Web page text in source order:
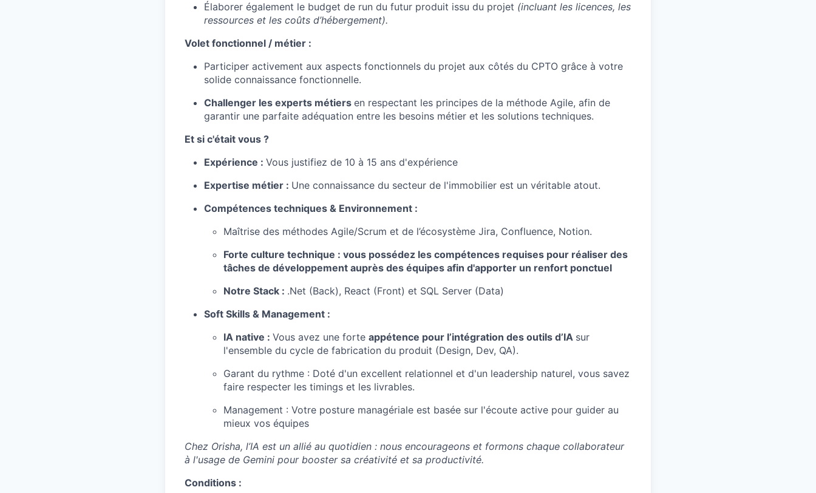
Élaborer également le budget de run du futur produit issu du projet (incluant les licences, les
ressources et les coûts d’hébergement).
Volet fonctionnel / métier :
Participer activement aux aspects fonctionnels du projet aux côtés du CPTO grâce à votre
solide connaissance fonctionnelle.
Challenger les experts métiers en respectant les principes de la méthode Agile, afin de
garantir une parfaite adéquation entre les besoins métier et les solutions techniques.
Et si c'était vous ?
Expérience : Vous justifiez de 10 à 15 ans d'expérience
Expertise métier : Une connaissance du secteur de l'immobilier est un véritable atout.
Compétences techniques & Environnement :
Maîtrise des méthodes Agile/Scrum et de l’écosystème Jira, Confluence, Notion.
Forte culture technique : vous possédez les compétences requises pour réaliser des
tâches de développement auprès des équipes afin d'apporter un renfort ponctuel
Notre Stack : .Net (Back), React (Front) et SQL Server (Data)
Soft Skills & Management :
IA native : Vous avez une forte appétence pour l’intégration des outils d’IA sur
l'ensemble du cycle de fabrication du produit (Design, Dev, QA).
Garant du rythme : Doté d'un excellent relationnel et d'un leadership naturel, vous savez
faire respecter les timings et les livrables.
Management : Votre posture managériale est basée sur l'écoute active pour guider au
mieux vos équipes
Chez Orisha, l’IA est un allié au quotidien : nous encourageons et formons chaque collaborateur
à l'usage de Gemini pour booster sa créativité et sa productivité.
Conditions :